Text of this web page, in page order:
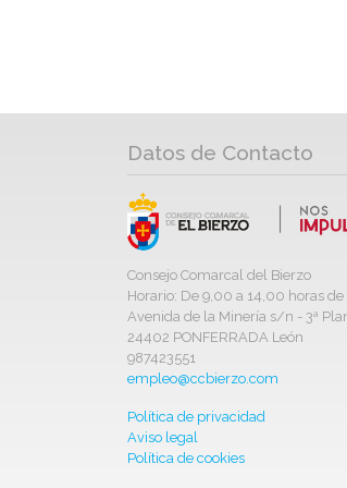
Datos de Contacto
Consejo Comarcal del Bierzo
Horario: De 9,00 a 14,00 horas
Avenida de la Minería s/n - 3ª
24402 PONFERRADA León
987423551
empleo@ccbierzo.com
Política de privacidad
Aviso legal
Política de cookies